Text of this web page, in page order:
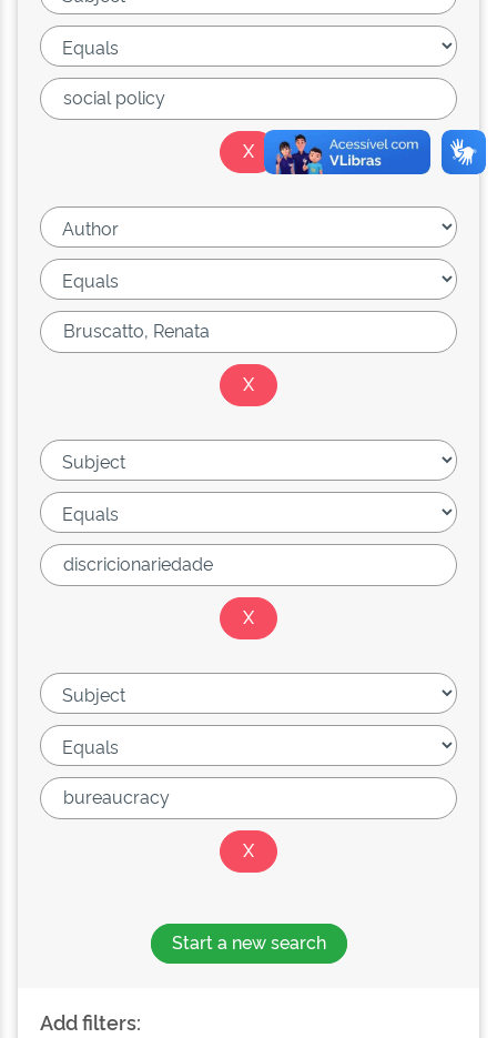
Start a new search
Add filters: